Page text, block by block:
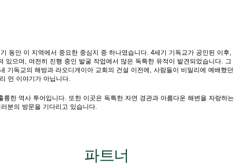
동안 이 지역에서 중요한 중심지 중 하나였습니다. 4세기 기독교가 공인된 이후,
있으며, 여전히 진행 중인 발굴 작업에서 많은 독특한 유적이 발견되었습니다. 그
기독교의 해방과 라오디게이아 교회의 건설 이전에, 사람들이 비밀리에 예배했던
먼 이야기가 아닙니다.
한 역사 투어입니다. 또한 이곳은 독특한 자연 경관과 아름다운 해변을 자랑하는
분의 방문을 기다리고 있습니다.
파트너